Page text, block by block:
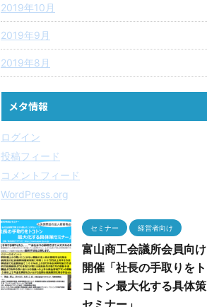
2019年10月
2019年9月
2019年8月
メタ情報
ログイン
投稿フィード
コメントフィード
WordPress.org
セミナー 経営者向け
富山商工会議所会員向け
開催「社長の手取りをト
コトン最大化する具体策